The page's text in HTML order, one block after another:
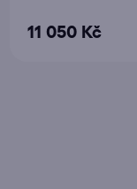
11 050 Kč